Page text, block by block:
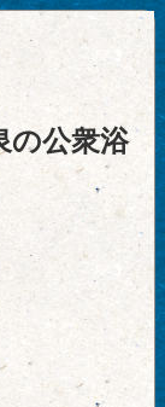
の公衆浴